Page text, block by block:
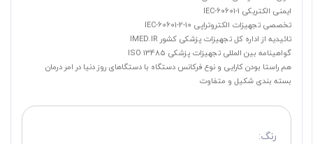
ایمنی الکتریکی IEC-60601-1
تخصصی تجهیزات الکتروتراپی IEC-60601-2-10
تائیدیه از اداره کل تجهیزات پزشکی کشور IMED.IR
گواهینامه بین المللی تجهیزات پزشکی ISO 13485
هم راستا بودن کارایی و نوع فرکانس دستگاه با دستگاهای روز دنیا در امر درمان
بسته بندی شکیل و متفاوت
رنگ: